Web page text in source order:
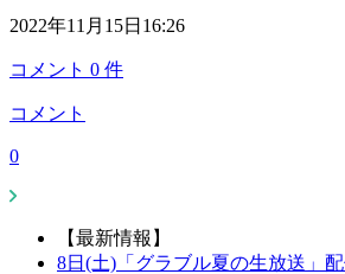
2022年11月15日16:26
コメント 0 件
コメント
0
【最新情報】
8日(土)「グラブル夏の生放送」配